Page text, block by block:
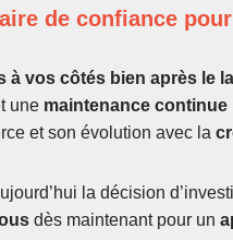
de confiance
à vos côtés bien après le
une maintenance continue
et son évolution avec la
la décision
dès maintenant pour un